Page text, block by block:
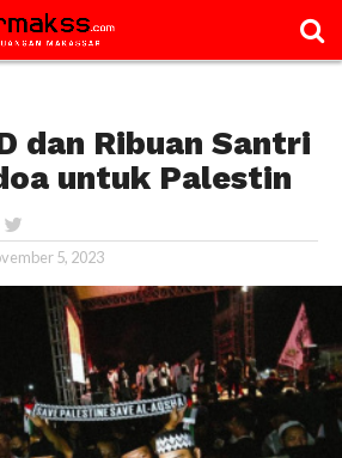
dan Ribuan Santri
untuk Palestin
5, 2023